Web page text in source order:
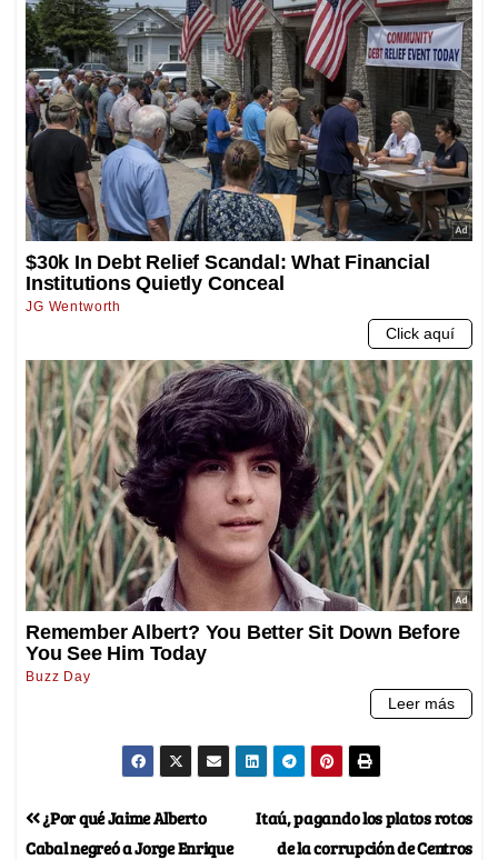
Itaú, pagando los platos rotos
de la corrupción de Centros
¿Por qué Jaime Alberto
Cabal negreó a Jorge Enrique